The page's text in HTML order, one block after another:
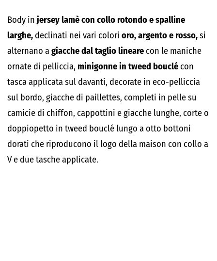
Body in jersey lamè con collo rotondo e spalline
larghe, declinati nei vari colori oro, argento e rosso,si
alternano a giacche dal taglio lineare con le maniche
ornate di pelliccia, minigonne in tweed bouclé con
tasca applicata sul davanti, decorate in eco-pelliccia
sul bordo, giacche di paillettes, completi in pelle su
camicie di chiffon, cappottini e giacche lunghe, corte o
doppiopetto in tweed bouclé lungo a otto bottoni
dorati che riproducono il logo della maison con collo a
V e due tasche applicate.